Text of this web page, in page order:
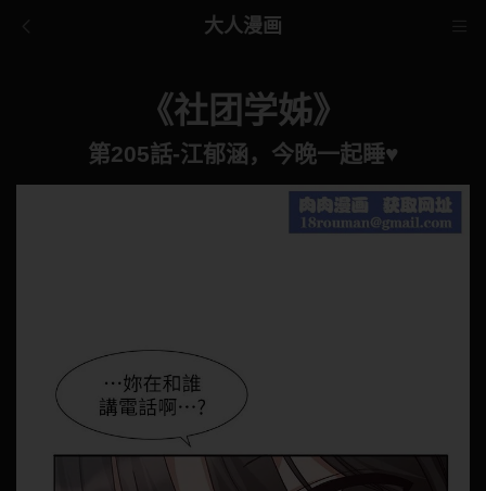
大人漫画
《社团学姊》
第205話-江郁涵，今晚一起睡♥